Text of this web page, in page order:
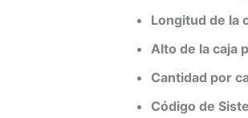
Longitud de la
Alto de la caja
Cantidad por
Código de